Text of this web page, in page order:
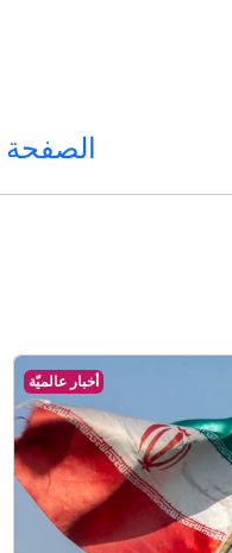
الصفحة
أخبار عالميّة